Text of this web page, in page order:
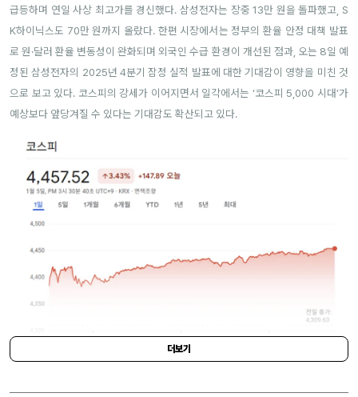
급등하며 연일 사상 최고가를 경신했다. 삼성전자는 장중 13만 원을 돌파했고, S
K하이닉스도 70만 원까지 올랐다. 한편 시장에서는 정부의 환율 안정 대책 발표
로 원·달러 환율 변동성이 완화되며 외국인 수급 환경이 개선된 점과, 오는 8일 예
정된 삼성전자의 2025년 4분기 잠정 실적 발표에 대한 기대감이 영향을 미친 것
으로 보고 있다. 코스피의 강세가 이어지면서 일각에서는 ‘코스피 5,000 시대’가
예상보다 앞당겨질 수 있다는 기대감도 확산되고 있다.
GOOGLE
더보기